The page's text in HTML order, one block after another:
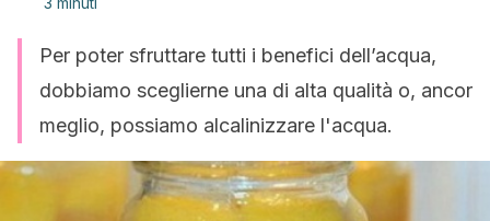
Per poter sfruttare tutti i benefici dell’acqua,
dobbiamo sceglierne una di alta qualità o, ancor
meglio, possiamo alcalinizzare l'acqua.